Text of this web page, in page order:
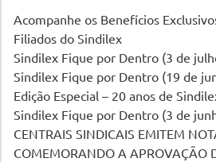
Acompanhe os Benefícios
Filiados do Sindilex
Sindilex Fique por Dentro (3 de
Sindilex Fique por Dentro (19 de
Edição Especial – 20 anos de
Sindilex Fique por Dentro (3 de
CENTRAIS SINDICAIS EMITEM
COMEMORANDO A APROVAÇÃO